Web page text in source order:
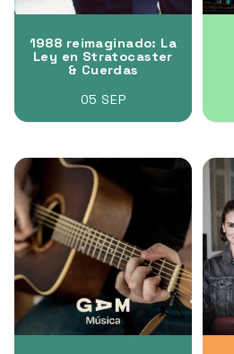
1988 reimaginado: La
Ley en Stratocaster
& Cuerdas
05 SEP